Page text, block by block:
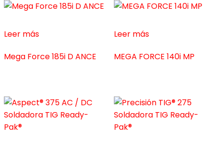
Leer más
Mega Force 185i D ANCE
Leer más
MEGA FORCE 140i MP